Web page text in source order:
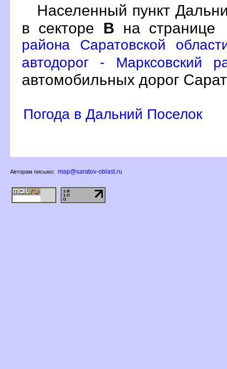
Населенный пункт
секторе
на странице
района Саратовской
автодорог - Марксовский
автомобильных дорог
Погода в Дальний Поселок
Авторам письмо: map@saratov-oblast.ru